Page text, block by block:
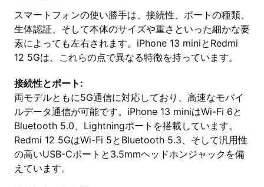
スマートフォンの使い勝手は、接続性、ポートの種類、
生体認証、そして本体のサイズや重さといった細かな要
素によっても左右されます。iPhone 13 miniとRedmi
12 5Gは、これらの点で異なる特徴を持っています。
接続性とポート:
両モデルともに5G通信に対応しており、高速なモバイ
ルデータ通信が可能です。iPhone 13 miniはWi-Fi 6と
Bluetooth 5.0、Lightningポートを搭載しています。
Redmi 12 5GはWi-Fi 5とBluetooth 5.3、そして汎用性
の高いUSB-Cポートと3.5mmヘッドホンジャックを備
えています。